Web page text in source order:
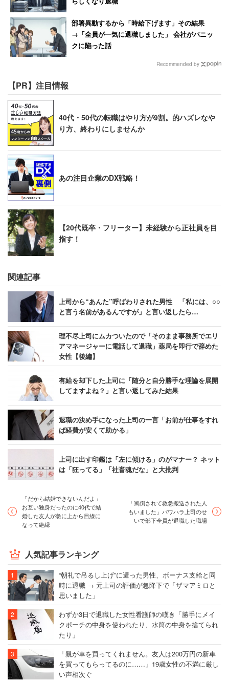
部署異動するから「時給下げます」その結果
→「全員が一気に退職しました」 会社がパニッ
クに陥った話
Recommended by
【PR】注目情報
40代・50代の転職はやり方が9割。的ハズレなや
り方、終わりにしませんか
あの注目企業のDX戦略！
【20代既卒・フリーター】未経験から正社員を目
指す！
関連記事
上司から“あんた”呼ばわりされた男性 「私には、○○
と言う名前があるんですが」と言い返したら…
理不尽上司にムカついたので「そのまま事務所でエリ
アマネージャーに電話して退職」薬局を即行で辞めた
女性【後編】
有給を却下した上司に「随分と自分勝手な理論を展開
してますよね？」と言い返してみた結果
退職の決め手になった上司の一言「お前が仕事をすれ
ば経費が安くて助かる」
上司に出す印鑑は「左に傾ける」のがマナー？ ネット
は「狂ってる」「社畜魂だな」と大批判
「だから結婚できないんだよ」
お互い独身だったのに40代で結
婚した友人が急に上から目線に
なって絶縁
「罵倒されて救急搬送された人
もいました」パワハラ上司のせ
いで部下全員が退職した職場
人気記事ランキング
“朝礼で吊るし上げ”に遭った男性、ボーナス支給と同
時に退職 → 元上司の評価が急降下で「ザマアミロと
思いました」
わずか3日で退職した女性看護師の嘆き「勝手にメイ
クポーチの中身を使われたり、水筒の中身を捨てられ
たり」
「親が車を買ってくれません。友人は200万円の新車
を買ってもらってるのに……」19歳女性の不満に厳し
い声相次ぐ